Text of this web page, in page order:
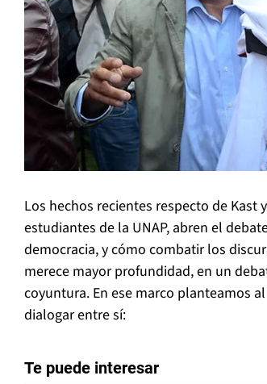
Los hechos recientes respecto de Kast
estudiantes de la UNAP, abren el
democracia, y cómo combatir los
merece mayor profundidad, en un
coyuntura. En ese marco planteamos
dialogar entre sí:
Te puede interesar